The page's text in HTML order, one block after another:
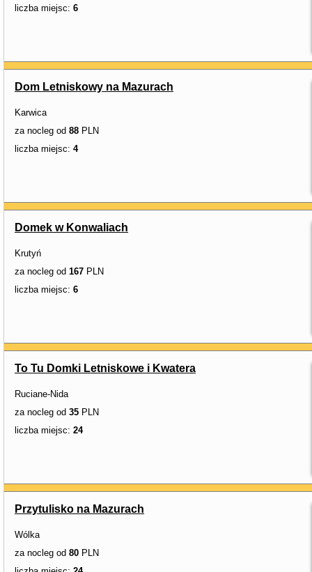
liczba miejsc: 6
Dom Letniskowy na Mazurach
Karwica
za nocleg od 88 PLN
liczba miejsc: 4
Domek w Konwaliach
Krutyń
za nocleg od 167 PLN
liczba miejsc: 6
To Tu Domki Letniskowe i Kwatera
Ruciane-Nida
za nocleg od 35 PLN
liczba miejsc: 24
Przytulisko na Mazurach
Wólka
za nocleg od 80 PLN